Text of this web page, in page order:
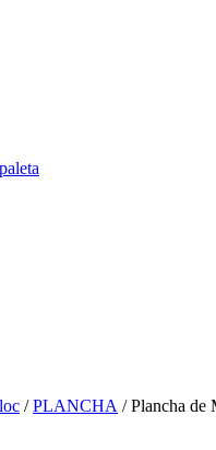
/PLANCHA / Plancha de